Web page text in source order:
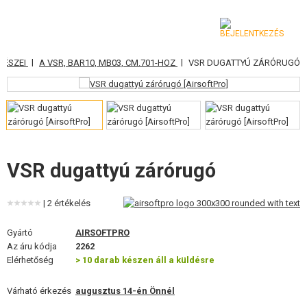
KATEGÓRIA
AIRSOFT FEGYVEREK
LÉGFEGYVEREK, CSÚZLIK
GRÁNÁTVETŐK, GRÁNÁTOK
TÁRAK
| A VSR, BAR10, MB03, CM.701-HOZ | VSR DUGATTYÚ ZÁRÓRUGÓ
VSR dugattyú zárórugó
| 2 értékelés
Gyártó
AIRSOFTPRO
Az áru kódja
2262
Elérhetőség
> 10 darab készen áll a küldésre
Várható érkezés augusztus 14-én Önnél